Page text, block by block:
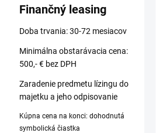
Finančný leasing
Doba trvania: 30-72 mesiacov
Minimálna obstarávacia cena:
500,- € bez DPH
Zaradenie predmetu lízingu do
majetku a jeho odpisovanie
Kúpna cena na konci: dohodnutá
symbolická čiastka